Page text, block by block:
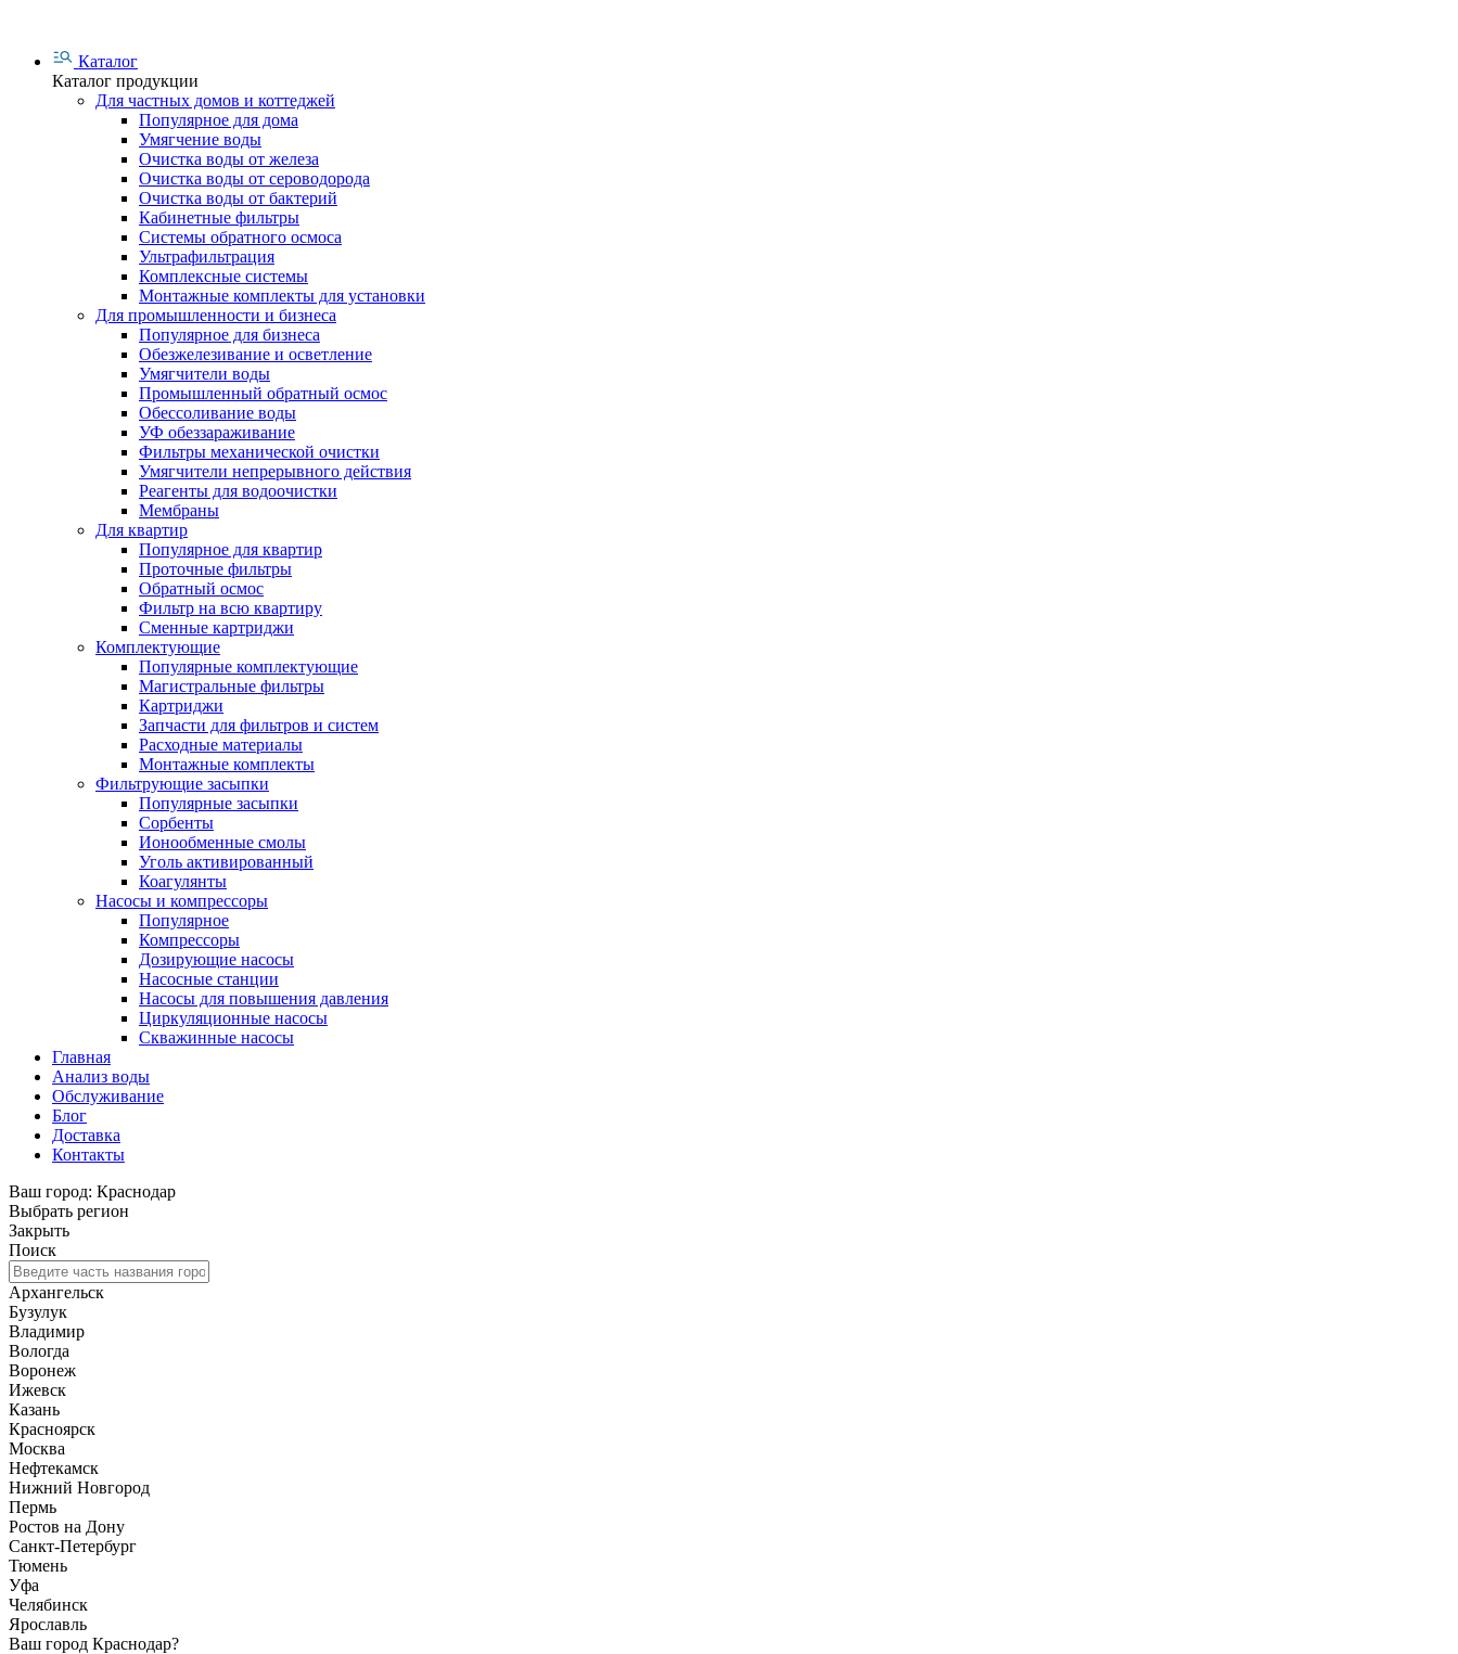
Каталог
Каталог продукции
Для частных домов и коттеджей
Популярное для дома
Умягчение воды
Очистка воды от железа
Очистка воды от сероводорода
Очистка воды от бактерий
Кабинетные фильтры
Системы обратного осмоса
Ультрафильтрация
Комплексные системы
Монтажные комплекты для установки
Для промышленности и бизнеса
Популярное для бизнеса
Обезжелезивание и осветление
Умягчители воды
Промышленный обратный осмос
Обессоливание воды
УФ обеззараживание
Фильтры механической очистки
Умягчители непрерывного действия
Реагенты для водоочистки
Мембраны
Для квартир
Популярное для квартир
Проточные фильтры
Обратный осмос
Фильтр на всю квартиру
Сменные картриджи
Комплектующие
Популярные комплектующие
Магистральные фильтры
Картриджи
Запчасти для фильтров и систем
Расходные материалы
Монтажные комплекты
Фильтрующие засыпки
Популярные засыпки
Сорбенты
Ионообменные смолы
Уголь активированный
Коагулянты
Насосы и компрессоры
Популярное
Компрессоры
Дозирующие насосы
Насосные станции
Насосы для повышения давления
Циркуляционные насосы
Скважинные насосы
Главная
Анализ воды
Обслуживание
Блог
Доставка
Контакты
Ваш город: Краснодар
Выбрать регион
Закрыть
Поиск
Архангельск
Бузулук
Владимир
Вологда
Воронеж
Ижевск
Казань
Красноярск
Москва
Нефтекамск
Нижний Новгород
Пермь
Ростов на Дону
Санкт-Петербург
Тюмень
Уфа
Челябинск
Ярославль
Ваш город Краснодар?